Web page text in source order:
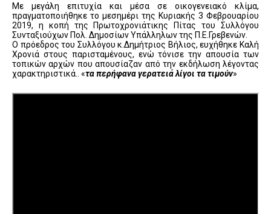
Με μεγάλη επιτυχία και μέσα σε οικογενειακό κλίμα,
πραγματοποιήθηκε το μεσημέρι της Κυριακής 3 Φεβρουαρίου
2019, η κοπή της Πρωτοχρονιάτικης Πίτας του Συλλόγου
Συνταξιούχων Πολ. Δημοσίων Υπάλληλων της Π.Ε.Γρεβενών.
Ο πρόεδρος του Συλλόγου κ.Δημήτριος Βήλιος, ευχήθηκε Καλή
Χρονιά στους παρισταμένους, ενώ τόνισε την απουσία των
τοπικών αρχών που απουσίαζαν από την εκδήλωση λέγοντας
χαρακτηριστικά.. «τα περήφανα γερατειά λίγοι τα τιμούν»